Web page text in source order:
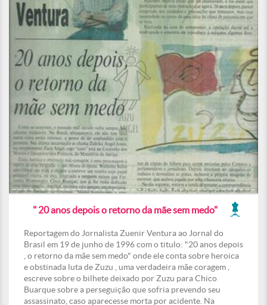
" 20 anos depois o retorno da mãe sem medo"
Reportagem do Jornalista Zuenir Ventura ao Jornal do
Brasil em 19 de junho de 1996 com o titulo: "20 anos depois
, o retorno da mãe sem medo" onde ele conta sobre heroica
e obstinada luta de Zuzu , uma verdadeira mãe coragem ,
escreve sobre o bilhete deixado por Zuzu para Chico
Buarque sobre a perseguição que sofria prevendo seu
assassinato, caso aparecesse morta por acidente. Na